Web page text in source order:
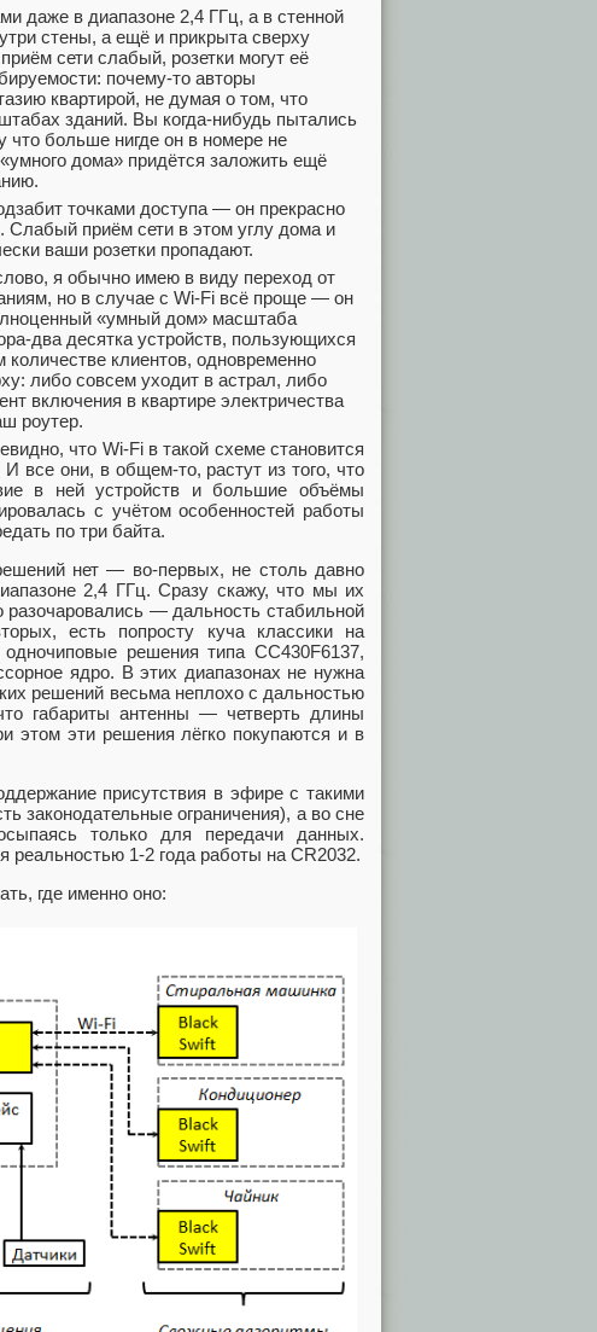
даже в диапазоне 2,4 ГГц, а в стенной
стены, а ещё и прикрыта сверху
сети слабый, розетки могут её
почему-то авторы
квартирой, не думая о том, что
зданий. Вы когда-нибудь пытались
что больше нигде он в номере не
дома» придётся заложить ещё
точками доступа — он прекрасно
приём сети в этом углу дома и
ваши розетки пропадают.
я обычно имею в виду переход от
но в случае с Wi-Fi всё проще — он
«умный дом» масштаба
два десятка устройств, пользующихся
клиентов, одновременно
либо совсем уходит в астрал, либо
включения в квартире электричества
роутер.
что Wi-Fi в такой схеме становится
все они, в общем-то, растут из того, что
в ней устройств и большие объёмы
с учётом особенностей работы
по три байта.
нет — во-первых, не столь давно
2,4 ГГц. Сразу скажу, что мы их
разочаровались — дальность стабильной
есть попросту куча классики на
решения типа CC430F6137,
ядро. В этих диапазонах не нужна
решений весьма неплохо с дальностью
габариты антенны — четверть длины
этом эти решения лёгко покупаются и в
присутствия в эфире с такими
законодательные ограничения), а во сне
только для передачи данных.
реальностью 1-2 года работы на CR2032.
где именно оно: